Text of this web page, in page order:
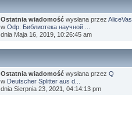
Ostatnia wiadomość wysłana przezAliceVas
wOdp: Библиотека научной ...
dnia Maja 16, 2019, 10:26:45 am
Ostatnia wiadomość wysłana przezQ
w Deutscher Splitter aus d...
dnia Sierpnia 23, 2021, 04:14:13 pm